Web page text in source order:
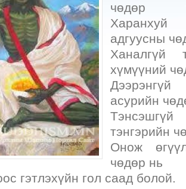
чөдөр
адгуусны
Ханалгүй
хүмүүний
асурийн
тэнгэрийн
Онож
чөдөр нь
гэтлэхүйн гол саад болой.